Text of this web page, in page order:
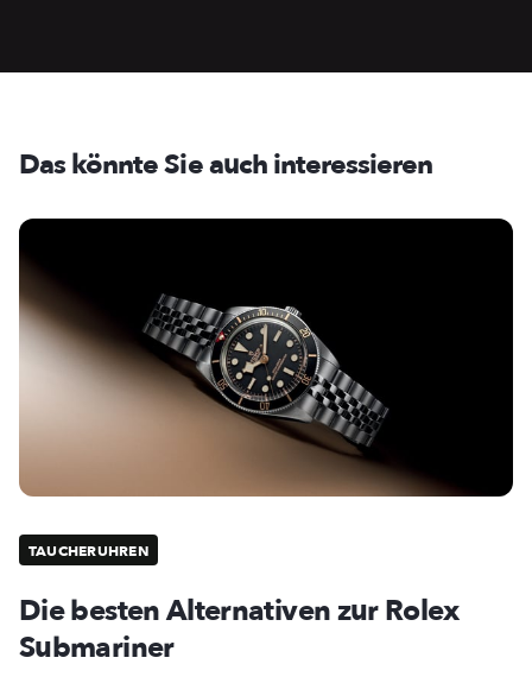
Das könnte Sie auch interessieren
TAUCHERUHREN
Die besten Alternativen zur Rolex
Submariner